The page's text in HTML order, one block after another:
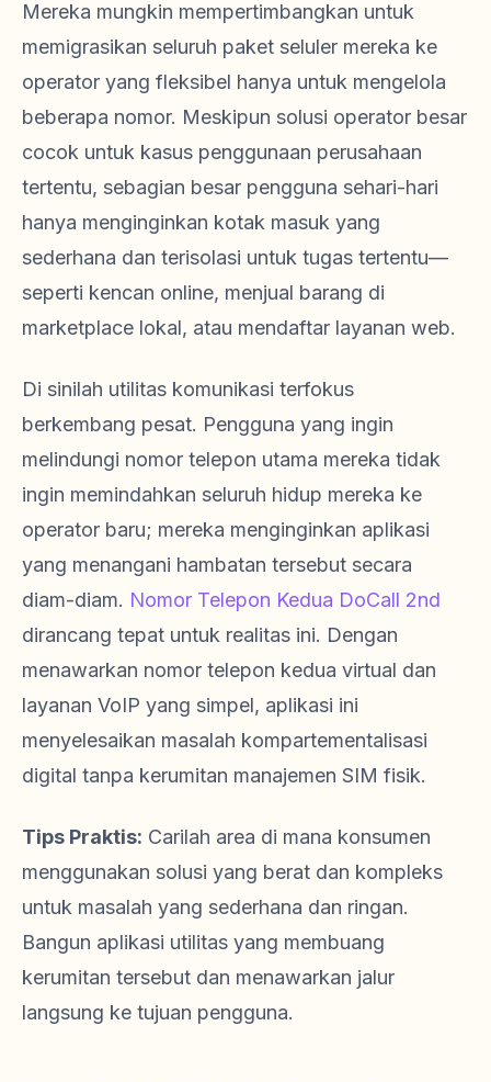
Mereka mungkin mempertimbangkan untuk
memigrasikan seluruh paket seluler mereka ke
operator yang fleksibel hanya untuk mengelola
beberapa nomor. Meskipun solusi operator besar
cocok untuk kasus penggunaan perusahaan
tertentu, sebagian besar pengguna sehari-hari
hanya menginginkan kotak masuk yang
sederhana dan terisolasi untuk tugas tertentu—
seperti kencan online, menjual barang di
marketplace lokal, atau mendaftar layanan web.
Di sinilah utilitas komunikasi terfokus
berkembang pesat. Pengguna yang ingin
melindungi nomor telepon utama mereka tidak
ingin memindahkan seluruh hidup mereka ke
operator baru; mereka menginginkan aplikasi
yang menangani hambatan tersebut secara
diam-diam. Nomor Telepon Kedua DoCall 2nd
dirancang tepat untuk realitas ini. Dengan
menawarkan nomor telepon kedua virtual dan
layanan VoIP yang simpel, aplikasi ini
menyelesaikan masalah kompartementalisasi
digital tanpa kerumitan manajemen SIM fisik.
Tips Praktis: Carilah area di mana konsumen
menggunakan solusi yang berat dan kompleks
untuk masalah yang sederhana dan ringan.
Bangun aplikasi utilitas yang membuang
kerumitan tersebut dan menawarkan jalur
langsung ke tujuan pengguna.